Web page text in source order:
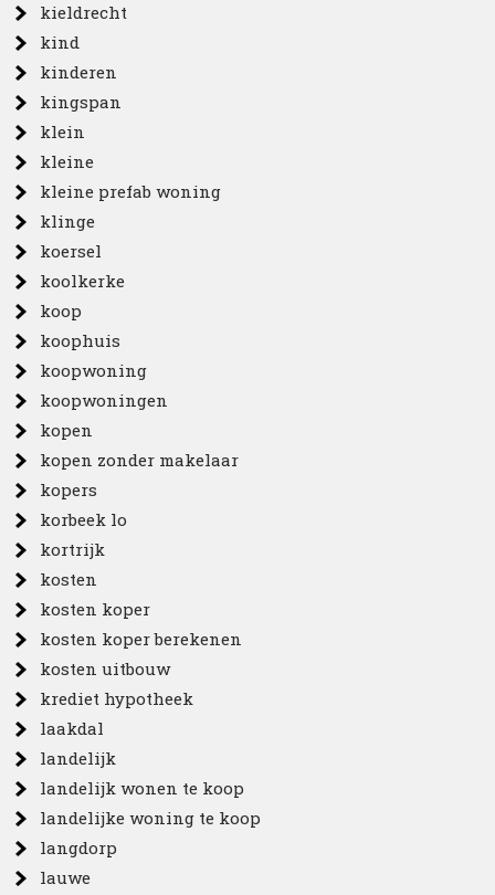
kieldrecht
kind
kinderen
kingspan
klein
kleine
kleine prefab woning
klinge
koersel
koolkerke
koop
koophuis
koopwoning
koopwoningen
kopen
kopen zonder makelaar
kopers
korbeek lo
kortrijk
kosten
kosten koper
kosten koper berekenen
kosten uitbouw
krediet hypotheek
laakdal
landelijk
landelijk wonen te koop
landelijke woning te koop
langdorp
lauwe